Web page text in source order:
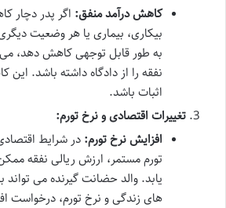
کاهش درآمد منفق: اگر پدر دچار
بیکاری، بیماری یا هر وضعیت
به طور قابل توجهی کاهش دهد،
نفقه را از دادگاه داشته باشد.
اثبات باشد.
تغییرات اقتصادی و نرخ تورم:
افزایش نرخ تورم: در شرایط
تورم مستمر، ارزش ریالی نفقه
یابد. والد حضانت گیرنده می تواند
های زندگی و نرخ تورم، درخواست